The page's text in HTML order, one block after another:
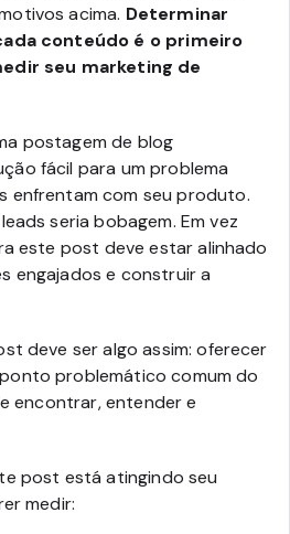
acima. Determinar
conteúdo é o primeiro
seu marketing de
postagem de blog
fácil para um problema
enfrentam com seu produto.
seria bobagem. Em vez
este post deve estar alinhado
engajados e construir a
deve ser algo assim: oferecer
problemático comum do
encontrar, entender e
post está atingindo seu
medir: